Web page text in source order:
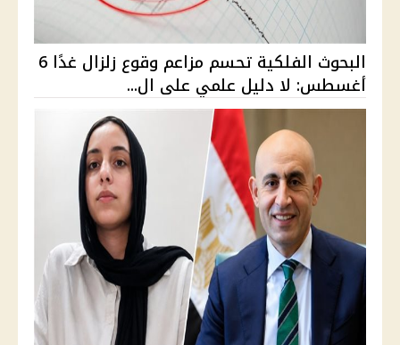
البحوث الفلكية تحسم مزاعم وقوع زلزال غدًا 6
أغسطس: لا دليل علمي على ال...